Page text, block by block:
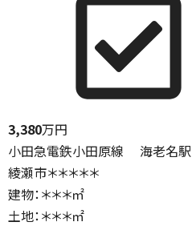
3,380万円
小田急電鉄小田原線 海老名駅
綾瀬市＊＊＊＊＊
建物：＊＊＊㎡
土地：＊＊＊㎡